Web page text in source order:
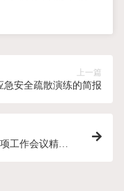
上一篇
安全疏散演练的简报
工作会议精神